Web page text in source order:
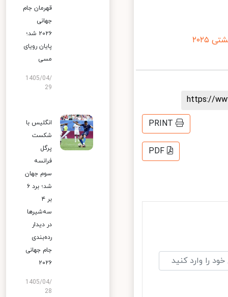
https://
PRINT
PDF
قهرمان جام
جهانی
۲۰۲۶ شد؛
پایان رویای
مسی
1405/04/
29
انگلیس با
شکست
پرگل
فرانسه
سوم جهان
شد؛ برد ۶
بر ۴
سه‌شیرها
در دیدار
رده‌بندی
جام جهانی
۲۰۲۶
1405/04/
28